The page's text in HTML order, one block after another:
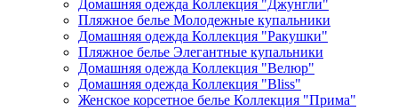
Домашняя одежда Коллекция "Джунгли"
Пляжное белье Молодежные купальники
Домашняя одежда Коллекция "Ракушки"
Пляжное белье Элегантные купальники
Домашняя одежда Коллекция "Велюр"
Домашняя одежда Коллекция "Bliss"
Женское корсетное белье Коллекция "Прима"